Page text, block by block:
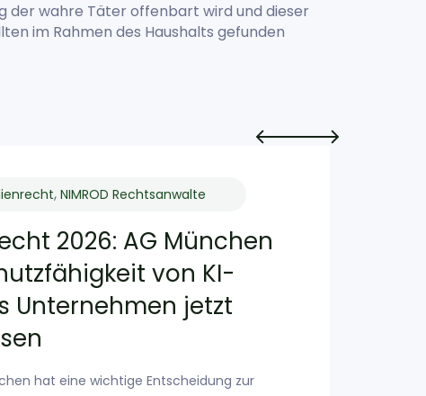
der wahre Täter offenbart wird und dieser
im Rahmen des Haushalts gefunden
, NIMROD Rechtsanwalte
2026: AG München
von KI-
Unternehmen jetzt
hat eine wichtige Entscheidung zur